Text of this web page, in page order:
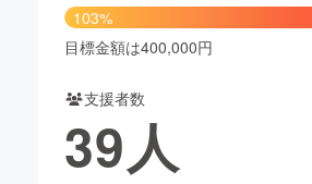
ティー・ヘルスケア
103%
目標金額は400,000円
支援者数
39人